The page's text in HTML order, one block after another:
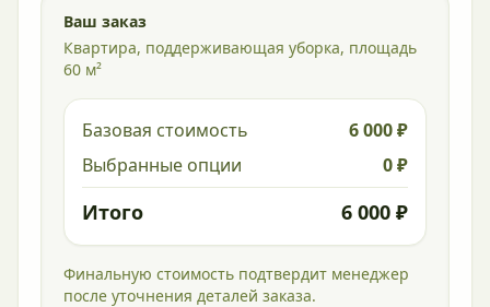
Ваш заказ
Квартира, поддерживающая уборка, площадь
60 м²
Базовая стоимость
6 000 ₽
Выбранные опции
0 ₽
Итого 6 000 ₽
Финальную стоимость подтвердит менеджер
после уточнения деталей заказа.